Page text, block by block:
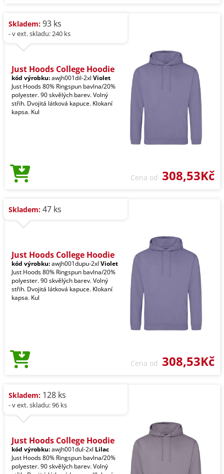
Skladem: 93 ks
- v ext. skladu: 240 ks
Just Hoods College Hoodie
kód výrobku:awjh001dil-2xl Violet
Just Hoods 80% Ringspun bavlna/20%
polyester. 90 skvělých barev. Volný
střih. Dvojitá látková kapuce. Klokaní
kapsa. Kul
Cena od 308,53Kč
Skladem: 47 ks
Just Hoods College Hoodie
kód výrobku:awjh001dupu-2xl Violet
Just Hoods 80% Ringspun bavlna/20%
polyester. 90 skvělých barev. Volný
střih. Dvojitá látková kapuce. Klokaní
kapsa. Kul
Cena od 308,53Kč
Skladem: 128 ks
- v ext. skladu: 96 ks
Just Hoods College Hoodie
kód výrobku:awjh001dul-2xl Lilac
Just Hoods 80% Ringspun bavlna/20%
polyester. 90 skvělých barev. Volný